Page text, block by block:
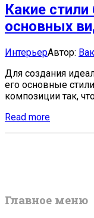
стиле:
15
Какие
основных
Categories:
ИнтерьерАвтор:
Для создания
его основные
композиции так,
Read moreКакие
видов
Главное меню